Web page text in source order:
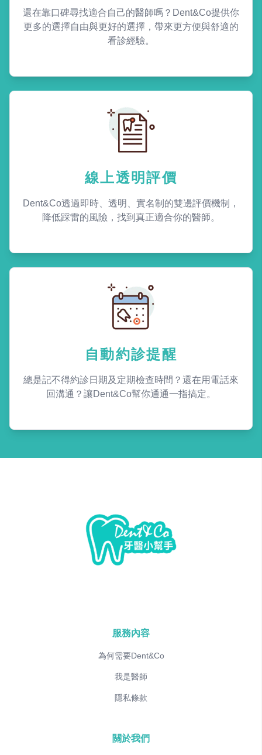
還在靠口碑尋找適合自己的醫師嗎？Dent&Co提供你
更多的選擇自由與更好的選擇，帶來更方便與舒適的
看診經驗。
線上透明評價
Dent&Co透過即時、透明、實名制的雙邊評價機制，
降低踩雷的風險，找到真正適合你的醫師。
自動約診提醒
總是記不得約診日期及定期檢查時間？還在用電話來
回溝通？讓Dent&Co幫你通通一指搞定。
服務內容
為何需要Dent&Co
我是醫師
隱私條款
關於我們